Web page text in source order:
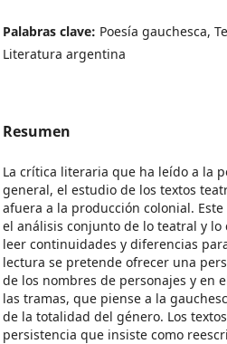
Palabras clave: Poesía gauchesca,
Literatura argentina
Resumen
La crítica literaria que ha leído a la
general, el estudio de los textos
afuera a la producción colonial.
el análisis conjunto de lo teatral y
leer continuidades y diferencias
lectura se pretende ofrecer una
de los nombres de personajes y en
las tramas, que piense a la
de la totalidad del género. Los
persistencia que insiste como